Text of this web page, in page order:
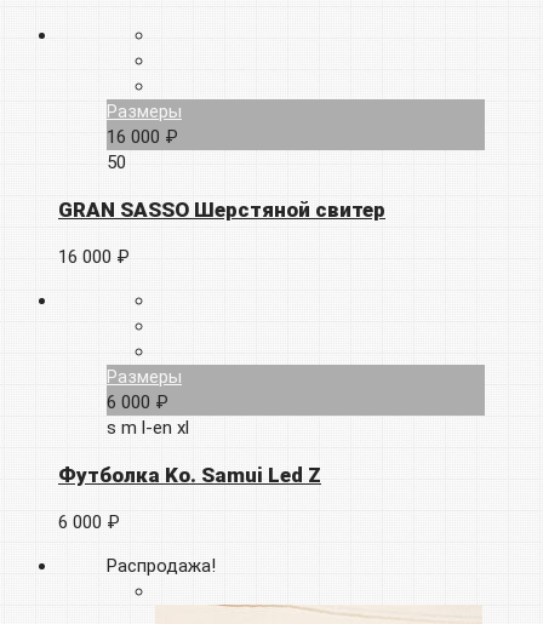
Размеры
16 000 ₽
50
GRAN SASSO Шерстяной свитер
16 000 ₽
Размеры
6 000 ₽
s m l-en xl
Футболка Ko. Samui Led Z
6 000 ₽
Распродажа!